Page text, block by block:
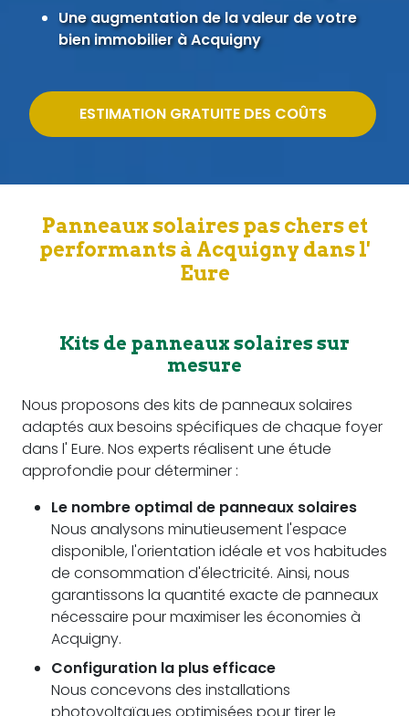
Une augmentation de la valeur de votre
bien immobilier à Acquigny
ESTIMATION GRATUITE DES COÛTS
Panneaux solaires pas chers et
performants à Acquigny dans l'
Eure
Kits de panneaux solaires sur
mesure
Nous proposons des kits de panneaux solaires
adaptés aux besoins spécifiques de chaque foyer
dans l' Eure. Nos experts réalisent une étude
approfondie pour déterminer :
Le nombre optimal de panneaux solaires
Nous analysons minutieusement l'espace
disponible, l'orientation idéale et vos habitudes
de consommation d'électricité. Ainsi, nous
garantissons la quantité exacte de panneaux
nécessaire pour maximiser les économies à
Acquigny.
Configuration la plus efficace
Nous concevons des installations